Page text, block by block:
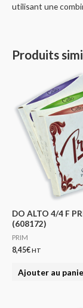
utilisant une
Produits
DO ALTO 4/4 F
(608172)
PRIM
8,45€HT
Ajouter au